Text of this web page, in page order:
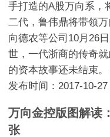
手打造的A股万向系，
二代，鲁伟鼎将带领
向德农等公司10月26
世，一代浙商的传奇
的资本故事还未结束
发布时间：2017-10-
万向金控版图解读
张